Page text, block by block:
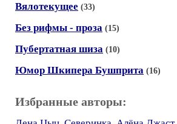
Вялотекущее (33)
Без рифмы - проза (15)
Пубертатная шиза (10)
Юмор Шкипера Бушприта (16)
Избранные авторы: